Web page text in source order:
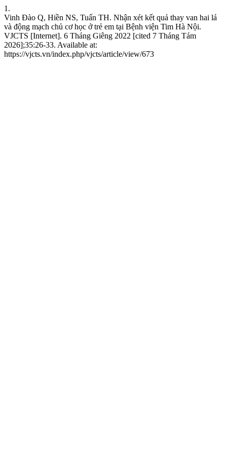
1.
Vinh Đào Q, Hiền NS, Tuấn TH. Nhận xét kết quả thay van hai lá
và động mạch chủ cơ học ở trẻ em tại Bệnh viện Tim Hà Nội.
VJCTS [Internet]. 6 Tháng Giêng 2022 [cited 7 Tháng Tám
2026];35:26-33. Available at:
https://vjcts.vn/index.php/vjcts/article/view/673